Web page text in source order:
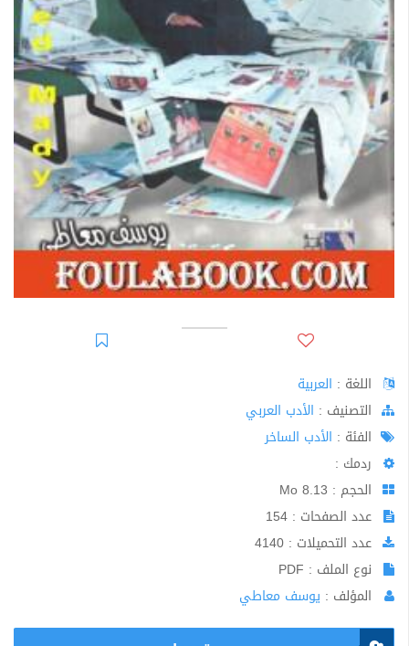
اللغة : العربية
اﻟﺘﺼﻨﻴﻒ : الأدب العربي
الفئة : الأدب الساخر
ردمك :
الحجم : 8.13 Mo
عدد الصفحات : 154
عدد التحميلات : 4140
نوع الملف : PDF
المؤلف : يوسف معاطي